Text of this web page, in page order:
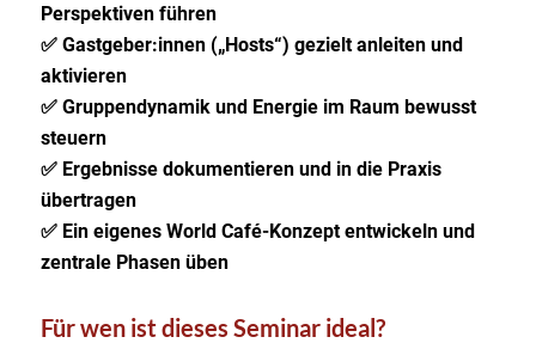
Perspektiven führen
✅ Gastgeber:innen („Hosts“) gezielt anleiten und
aktivieren
✅ Gruppendynamik und Energie im Raum bewusst
steuern
✅ Ergebnisse dokumentieren und in die Praxis
übertragen
✅ Ein eigenes World Café-Konzept entwickeln und
zentrale Phasen üben
Für wen ist dieses Seminar ideal?